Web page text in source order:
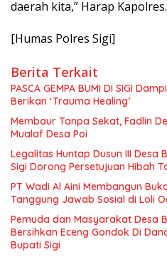
daerah kita,” Harap Kapolres.
[Humas Polres Sigi]
Berita Terkait
PASCA GEMPA BUMI DI SIGI
Berikan ‘Trauma Healing’
Membaur Tanpa Sekat, Fadlin
Mualaf Desa Poi
Legalitas Huntap Dusun III Desa
Sigi Dorong Persetujuan Hibah
PT Wadi Al Aini Membangun
Tanggung Jawab Sosial di Loli
Pemuda dan Masyarakat Desa
Bersihkan Eceng Gondok Di
Bupati Sigi